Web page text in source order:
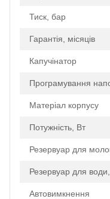
Тиск, бар
Гарантія, місяців
Капучінатор
Програмування
Матеріал корпусу
Потужність, Вт
Резервуар для
Резервуар для
Автовимкнення